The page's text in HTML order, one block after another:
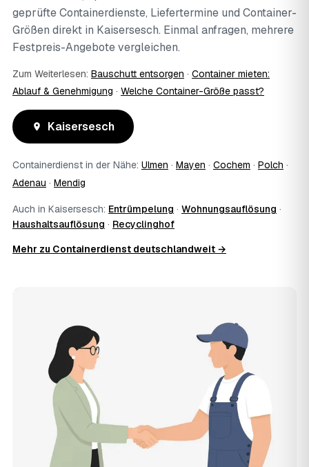
geprüfte Containerdienste, Liefertermine und Container-
Größen direkt in Kaisersesch. Einmal anfragen, mehrere
Festpreis-Angebote vergleichen.
Zum Weiterlesen: Bauschutt entsorgen · Container mieten:
Ablauf & Genehmigung · Welche Container-Größe passt?
Kaisersesch
Containerdienst in der Nähe: Ulmen · Mayen · Cochem · Polch ·
Adenau · Mendig
Auch in Kaisersesch: Entrümpelung · Wohnungsauflösung ·
Haushaltsauflösung · Recyclinghof
Mehr zu Containerdienst deutschlandweit →